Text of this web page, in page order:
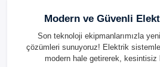
Modern ve Güvenli
Son teknoloji ekipmanlarımızla
çözümleri sunuyoruz! Elektrik
modern hale getirerek, kesintisiz